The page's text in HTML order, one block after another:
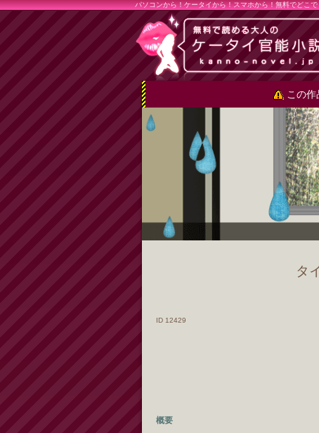
パソコンから！ケータイから！スマホから！無料でどこ
この
タ
ID 12429
概要